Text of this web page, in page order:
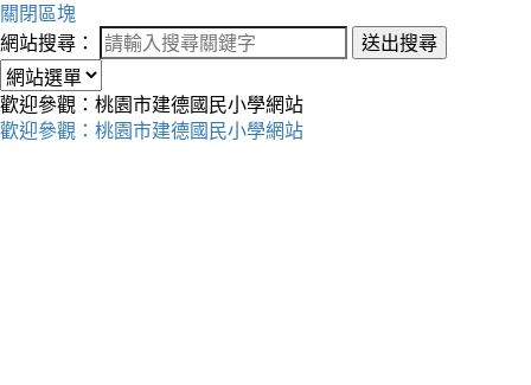
關閉區塊
網站搜尋：
送出搜尋
歡迎參觀：桃園市建德國民小學網站
歡迎參觀：桃園市建德國民小學網站